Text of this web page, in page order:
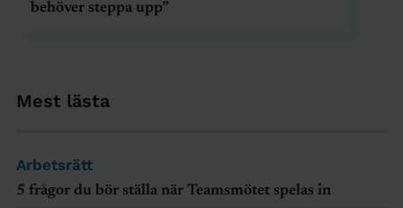
Mest lästa
Arbetsrätt
5 frågor du bör ställa när Teamsmötet spelas in
behöver steppa upp”